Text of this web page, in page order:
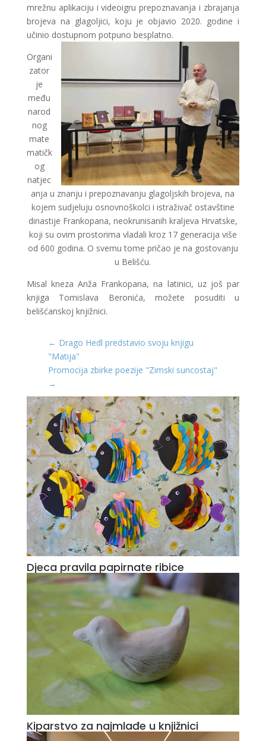
mrežnu aplikaciju i videoigru prepoznavanja i zbrajanja
brojeva na glagoljici, koju je objavio 2020. godine i
učinio dostupnom potpuno besplatno.
Organi
zator
je
među
narod
nog
mate
matičk
og
natjec
anja u znanju i prepoznavanju glagoljskih brojeva, na
kojem sudjeluju osnovnoškolci i istraživač ostavštine
dinastije Frankopana, neokrunisanih kraljeva Hrvatske,
koji su ovim prostorima vladali kroz 17 generacija više
od 600 godina. O svemu tome pričao je na gostovanju
u Belišću.
Misal kneza Anža Frankopana, na latinici, uz još par
knjiga Tomislava Beronića, možete posuditi u
belišćanskoj knjižnici.
← Drago Hedl predstavio svoju knjigu
"Matija"
Promocija zbirke poezije "Zimski suncostaj"
→
Djeca pravila papirnate ribice
Kiparstvo za najmlađe u knjižnici